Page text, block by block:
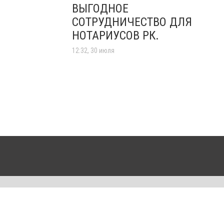
ВЫГОДНОЕ
СОТРУДНИЧЕСТВО ДЛЯ
НОТАРИУСОВ РК.
12:32, 30 июля